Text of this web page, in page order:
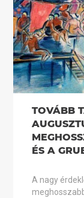
TOVÁBB
ÉS A
A nagy